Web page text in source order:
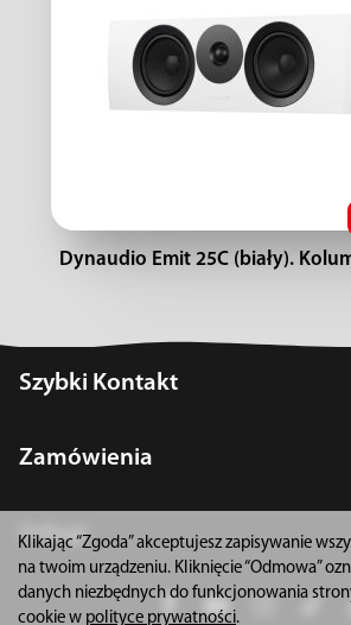
Dynaudio Emit 25C (biały).
Szybki Kontakt
Zamówienia
Usługi
Klikając “Zgoda” akceptujesz zapisywanie
na twoim urządzeniu. Kliknięcie “Odmowa”
danych niezbędnych do funkcjonowania
cookie w polityce prywatności.